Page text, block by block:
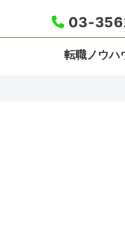
03-
転職ノウハ